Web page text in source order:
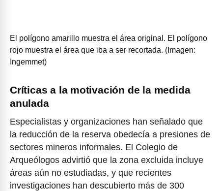
El polígono amarillo muestra el área original. El polígono
rojo muestra el área que iba a ser recortada. (Imagen:
Ingemmet)
Críticas a la motivación de la medida
anulada
Especialistas y organizaciones han señalado que
la reducción de la reserva obedecía a presiones de
sectores mineros informales. El Colegio de
Arqueólogos advirtió que la zona excluida incluye
áreas aún no estudiadas, y que recientes
investigaciones han descubierto más de 300